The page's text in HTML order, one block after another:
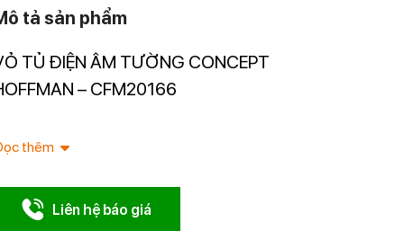
tả sản phẩm
TỦ ĐIỆN ÂM TƯỜNG CONCEPT
– CFM20166
thêm
Liên hệ báo giá